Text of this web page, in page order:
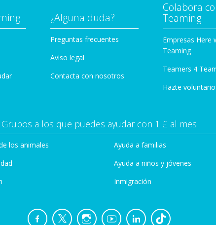
¿Alguna duda?
Preguntas frecuentes
Aviso legal
Contacta con nosotros
Colabora
Teaming
Empresas Here
Teaming
Teamers 4
Hazte voluntario
Grupos a los que puedes ayudar con 1 £ al mes
los animales
Ayuda a familias
Ayuda a niños y jóvenes
Inmigración